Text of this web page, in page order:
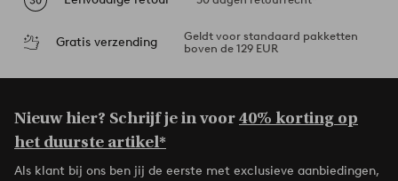
Gratis verzending
Geldt voor standaard pakketten
boven de 129 EUR
Nieuw hier? Schrijf je in voor40% korting op
het duurste artikel*
Als klant bij ons ben jij de eerste met exclusieve aanbiedingen,